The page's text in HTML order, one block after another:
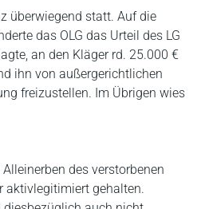
überwiegend statt. Auf die
das OLG das Urteil des LG
an den Kläger rd. 25.000 €
ihn von außergerichtlichen
freizustellen. Im Übrigen wies
des verstorbenen
aktivlegitimiert gehalten.